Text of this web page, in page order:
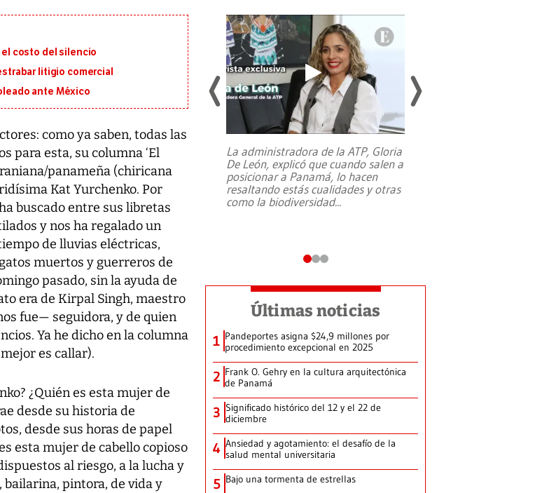
el costo del silencio
litigio comercial
ante México
como ya saben, todas las
para esta, su columna ‘El
panameña (chiricana
Kat Yurchenko. Por
buscado entre sus libretas
y nos ha regalado un
de lluvias eléctricas,
muertos y guerreros de
pasado, sin la ayuda de
era de Kirpal Singh, maestro
fue— seguidora, y de quien
Ya he dicho en la columna
es callar).
¿Quién es esta mujer de
desde su historia de
desde sus horas de papel
esta mujer de cabello copioso
al riesgo, a la lucha y
bailarina, pintora, de vida y
La administradora de la ATP, Gloria
De León, explicó que cuando salen a
posicionar a Panamá, lo hacen
resaltando estás cualidades y otras
como la biodiversidad...
Últimas noticias
1 Pandeportes asigna $24,9 millones por
procedimiento excepcional en 2025
2 Frank O. Gehry en la cultura arquitectónica
de Panamá
3 Significado histórico del 12 y el 22 de
diciembre
4 Ansiedad y agotamiento: el desafío de la
salud mental universitaria
5 Bajo una tormenta de estrellas